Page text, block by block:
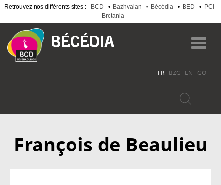
Retrouvez nos différents sites : BCD • Bazhvalan • Bécédia • BED •
PCI
-
Bretania
au
contenu
principal
FR BZG EN GO
François de Beaulieu